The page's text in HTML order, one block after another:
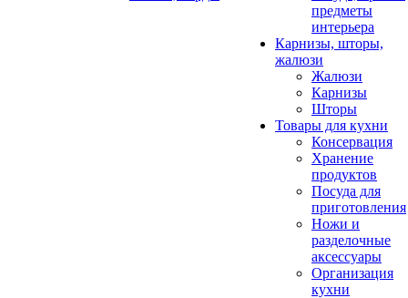
предметы
интерьера
Карнизы, шторы,
жалюзи
Жалюзи
Карнизы
Шторы
Товары для кухни
Консервация
Хранение
продуктов
Посуда для
приготовления
Ножи и
разделочные
аксессуары
Организация
кухни